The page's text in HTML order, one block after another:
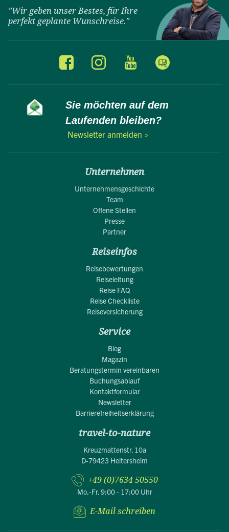
"Wir geben unser Bestes, für Ihre
perfekt geplante Wunschreise."
Sie möchten auf dem
Laufenden bleiben?
Newsletter anmelden >
Unternehmen
Unternehmensgeschichte
Team
Offene Stellen
Presse
Partner
Reiseinfos
Reisebewertungen
Reiseleitung
Reise FAQ
Reise Checkliste
Reiseversicherung
Service
Blog
Magazin
Beratungstermin vereinbaren
Buchungsablauf
Kontaktformular
Newsletter
Barrierefreiheitserklärung
travel-to-nature
Kreuzmattenstr. 10a
D-79423 Heitersheim
+49 (0)7634 50550
Mo.-Fr. 9:00 - 17:00 Uhr
E-Mail schreiben